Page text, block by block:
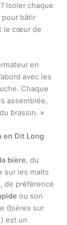
Isoler chaque
pour bâtir
le cœur de
en
avec les
Chaque
assemblée,
brassin. »
en Dit Long
bière, du
sur les malts
de préférence
ou son
(bières sur
est un